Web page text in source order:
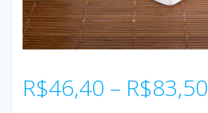
R$46,40 – R$83,50